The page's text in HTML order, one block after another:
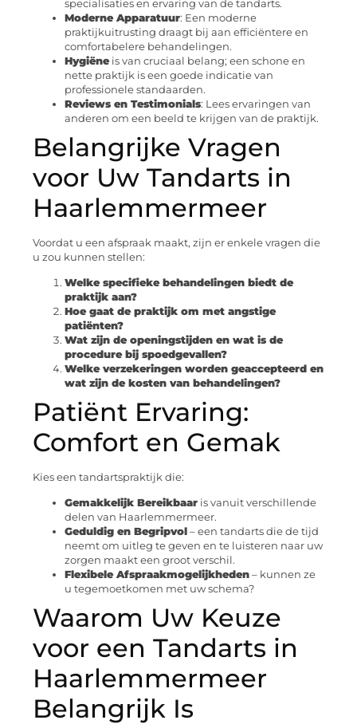
specialisaties en ervaring van de tandarts.
Moderne Apparatuur: Een moderne
praktijkuitrusting draagt bij aan efficiëntere en
comfortabelere behandelingen.
Hygiëneis van cruciaal belang; een schone en
nette praktijk is een goede indicatie van
professionele standaarden.
Reviews en Testimonials: Lees ervaringen van
anderen om een beeld te krijgen van de praktijk.
Belangrijke Vragen
voor Uw Tandarts in
Haarlemmermeer
Voordat u een afspraak maakt, zijn er enkele vragen die
u zou kunnen stellen:
Welke specifieke behandelingen biedt de
praktijk aan?
Hoe gaat de praktijk om met angstige
patiënten?
Wat zijn de openingstijden en wat is de
procedure bij spoedgevallen?
Welke verzekeringen worden geaccepteerd en
wat zijn de kosten van behandelingen?
Patiënt Ervaring:
Comfort en Gemak
Kies een tandartspraktijk die:
Gemakkelijk Bereikbaar is vanuit verschillende
delen van Haarlemmermeer.
Geduldig en Begripvol – een tandarts die de tijd
neemt om uitleg te geven en te luisteren naar uw
zorgen maakt een groot verschil.
Flexibele Afspraakmogelijkheden – kunnen ze
u tegemoetkomen met uw schema?
Waarom Uw Keuze
voor een Tandarts in
Haarlemmermeer
Belangrijk Is